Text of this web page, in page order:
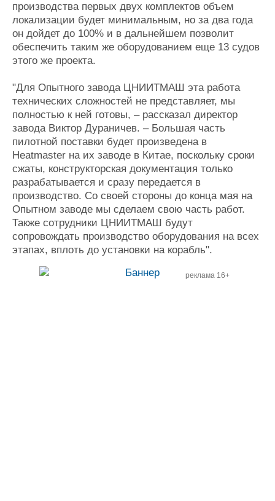
производства первых двух комплектов объем
локализации будет минимальным, но за два года
он дойдет до 100% и в дальнейшем позволит
обеспечить таким же оборудованием еще 13 судов
этого же проекта.
"Для Опытного завода ЦНИИТМАШ эта работа
технических сложностей не представляет, мы
полностью к ней готовы, – рассказал директор
завода Виктор Дураничев. – Большая часть
пилотной поставки будет произведена в
Heatmaster на их заводе в Китае, поскольку сроки
сжаты, конструкторская документация только
разрабатывается и сразу передается в
производство. Со своей стороны до конца мая на
Опытном заводе мы сделаем свою часть работ.
Также сотрудники ЦНИИТМАШ будут
сопровождать производство оборудования на всех
этапах, вплоть до установки на корабль".
реклама 16+